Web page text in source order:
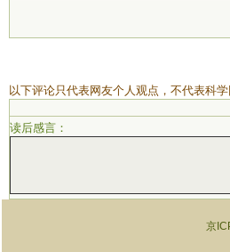
以下评论只代表网友个人观点，不代表科学
读后感言：
京